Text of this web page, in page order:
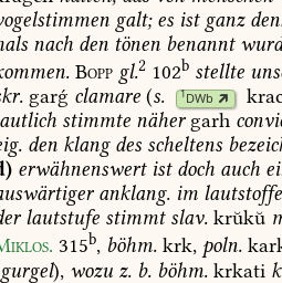
,m.
m.
,f.
galt;es istganz
nach den tönen benannt
Bopp gl.2 102b stellte
garǵ clamare (s. 1DWb
stimmte nähergarh
den klangdes scheltens
erwähnenswertistdoch auch
anklang. im
lautstufe stimmtslav. krŭkŭ
315b, böhm. krk, poln.
gurgel), wozu z. b. böhm. krkati